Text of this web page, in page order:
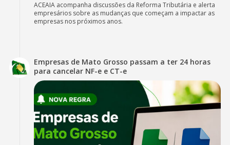
ACEAIA acompanha discussões da Reforma Tributária e alerta
empresários sobre as mudanças que começam a impactar as
empresas nos próximos anos.
Empresas de Mato Grosso passam a ter 24 horas
para cancelar NF-e e CT-e